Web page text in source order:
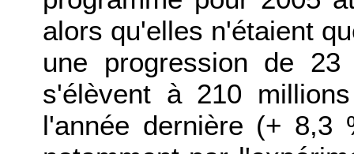
alors qu'elles n'étaient
une progression de
s'élèvent à 210
l'année dernière (+ 8,3